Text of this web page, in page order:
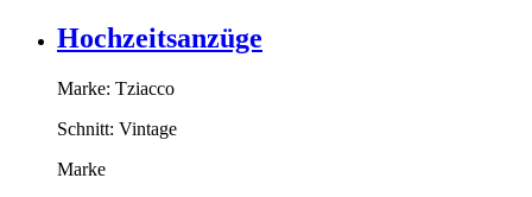
Hochzeitsanzüge
Marke: Tziacco
Schnitt: Vintage
Marke